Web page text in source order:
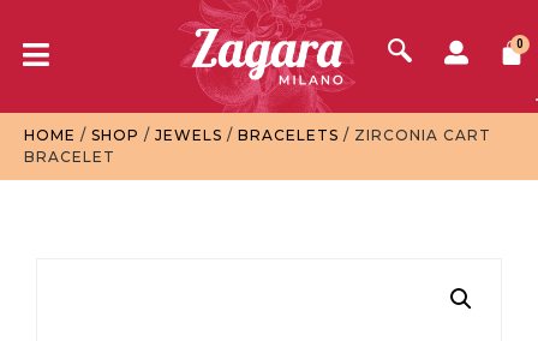
0
HOME / SHOP / JEWELS / BRACELETS / ZIRCONIA CART
BRACELET